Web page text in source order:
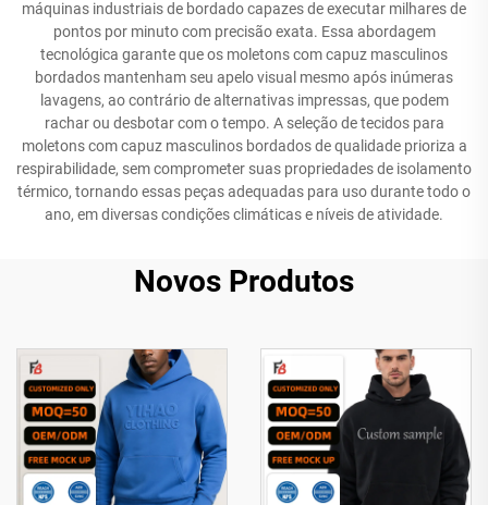
máquinas industriais de bordado capazes de executar milhares de
pontos por minuto com precisão exata. Essa abordagem
tecnológica garante que os moletons com capuz masculinos
bordados mantenham seu apelo visual mesmo após inúmeras
lavagens, ao contrário de alternativas impressas, que podem
rachar ou desbotar com o tempo. A seleção de tecidos para
moletons com capuz masculinos bordados de qualidade prioriza a
respirabilidade, sem comprometer suas propriedades de isolamento
térmico, tornando essas peças adequadas para uso durante todo o
ano, em diversas condições climáticas e níveis de atividade.
Novos Produtos